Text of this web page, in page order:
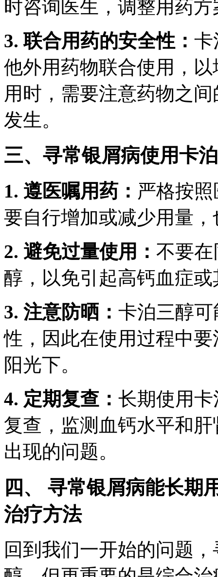
时咨询医生，调整用药方
3. 联合用药的安全性： 卡
他外用药物联合使用，
用时，需要注意药物之
发生。
三、寻常银屑病使用卡
1. 遵医嘱用药： 严格按
要自行增加或减少用量
2. 避免过量使用： 不要
醇，以免引起高钙血症
3. 注意防晒： 卡泊三醇
性，因此在使用过程中
阳光下。
4. 定期复查： 长期使用
复查，监测血钙水平和
出现的问题。
四、 寻常银屑病能长期
治疗方法
回到我们一开始的问题